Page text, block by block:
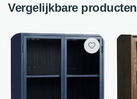
Vergelijkbare producten